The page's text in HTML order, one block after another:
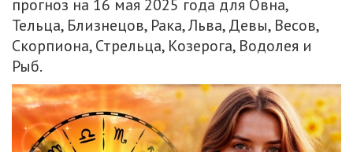
прогноз на 16 мая 2025 года для Овна,
Тельца, Близнецов, Рака, Льва, Девы, Весов,
Скорпиона, Стрельца, Козерога, Водолея и
Рыб.